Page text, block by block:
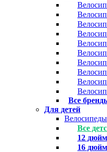
Все
Для детей
Велосипеды
Все
12
16